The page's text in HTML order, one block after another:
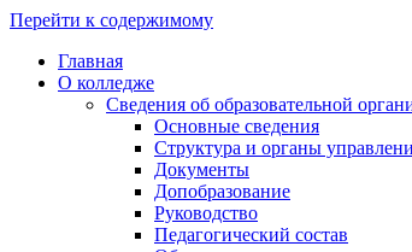
Перейти к содержимому
Главная
О колледже
Сведения об образовательной
Основные сведения
Структура и органы
Документы
Допобразование
Руководство
Педагогический состав